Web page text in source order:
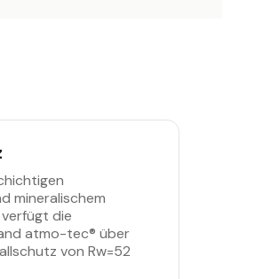
mineralischem
die
atmo-tec® über
von Rw=52